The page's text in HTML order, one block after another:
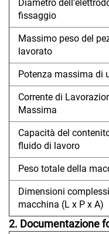
Diametro
fissaggio
Massimo peso del
lavorato
Potenza massima di
Corrente di
Massima
Capacità del
fluido di lavoro
Peso totale della
Dimensioni
macchina (L x P x A)
2. Documentazione